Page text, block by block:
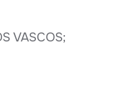
VASCOS;